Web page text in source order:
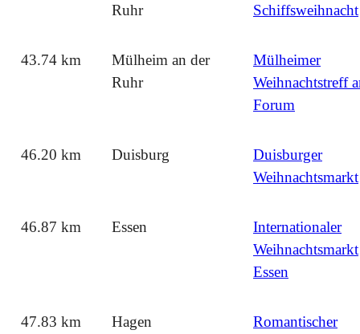
Ruhr
Schiffsweihnacht
43.74 km
Mülheim an der
Ruhr
Mülheimer
Weihnachtstreff
Forum
46.20 km Duisburg
Duisburger
Weihnachtsmarkt
46.87 km Essen
Internationaler
Weihnachtsmarkt
Essen
47.83 km Hagen
Romantischer